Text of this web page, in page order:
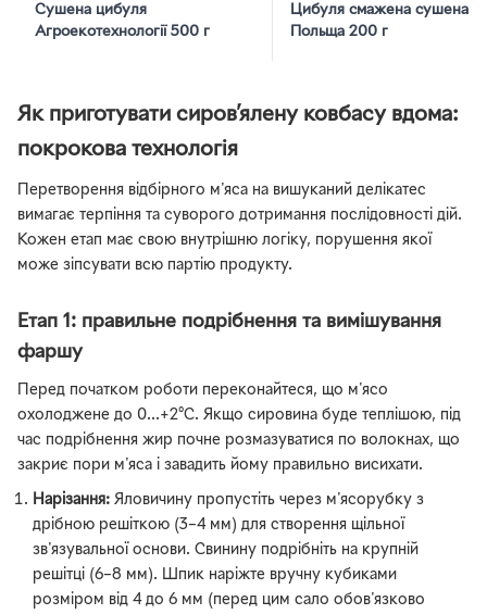
Сушена цибуля
Агроекотехнології 500 г
Цибуля смажена сушена
Польща 200 г
Як приготувати сиров’ялену ковбасу вдома:
покрокова технологія
Перетворення відбірного м'яса на вишуканий делікатес
вимагає терпіння та суворого дотримання послідовності дій.
Кожен етап має свою внутрішню логіку, порушення якої
може зіпсувати всю партію продукту.
Етап 1: правильне подрібнення та вимішування
фаршу
Перед початком роботи переконайтеся, що м'ясо
охолоджене до 0...+2°C. Якщо сировина буде теплішою, під
час подрібнення жир почне розмазуватися по волокнах, що
закриє пори м'яса і завадить йому правильно висихати.
Нарізання: Яловичину пропустіть через м'ясорубку з
дрібною решіткою (3–4 мм) для створення щільної
зв'язувальної основи. Свинину подрібніть на крупній
решітці (6–8 мм). Шпик наріжте вручну кубиками
розміром від 4 до 6 мм (перед цим сало обов'язково